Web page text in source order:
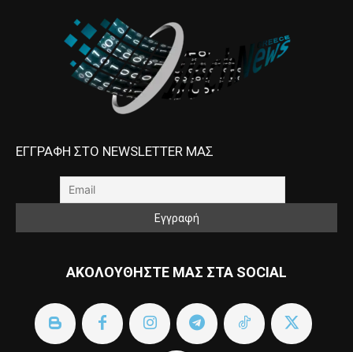
ΕΓΓΡΑΦΗ ΣΤΟ NEWSLETTER ΜΑΣ
ΑΚΟΛΟΥΘΗΣΤΕ ΜΑΣ ΣΤΑ SOCIAL